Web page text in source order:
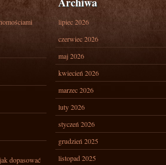
dopasować
lipiec 2026
czerwiec 2026
maj 2026
kwiecień 2026
marzec 2026
luty 2026
styczeń 2026
grudzień 2025
listopad 2025